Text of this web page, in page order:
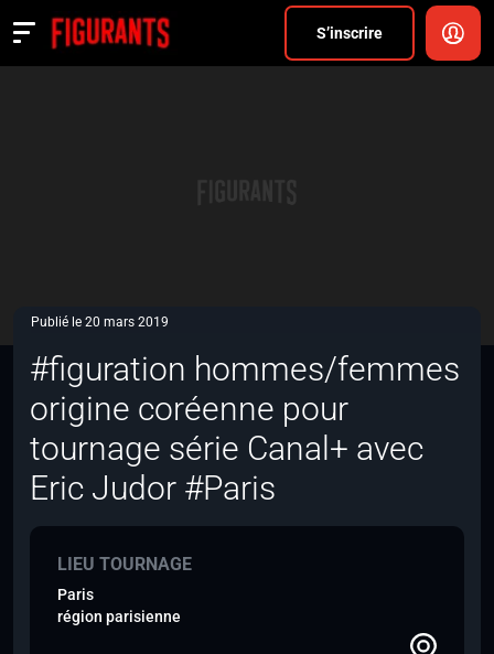
S’inscrire
Actualités
Publié le 20 mars 2019
#figuration hommes/femmes
origine coréenne pour
tournage série Canal+ avec
Eric Judor #Paris
LIEU TOURNAGE
Paris
région parisienne